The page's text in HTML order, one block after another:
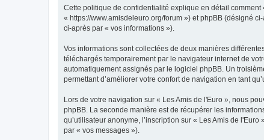
Cette politique de confidentialité explique en détail
« https://www.amisdeleuro.org/forum ») et phpBB (désigné
ci-après par « vos informations »).
Vos informations sont collectées de deux manières
téléchargés temporairement par le navigateur internet de
automatiquement assignés par le logiciel phpBB. Un
permettant d’améliorer votre confort de navigation en tant
Lors de votre navigation sur « Les Amis de l'Euro », nous
phpBB. La seconde manière est de récupérer les
qu’utilisateur anonyme, l’inscription sur « Les Amis de
par « vos messages »).